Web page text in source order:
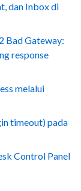
dan Inbox di
Bad Gateway:
response
melalui
timeout) pada
Control Panel